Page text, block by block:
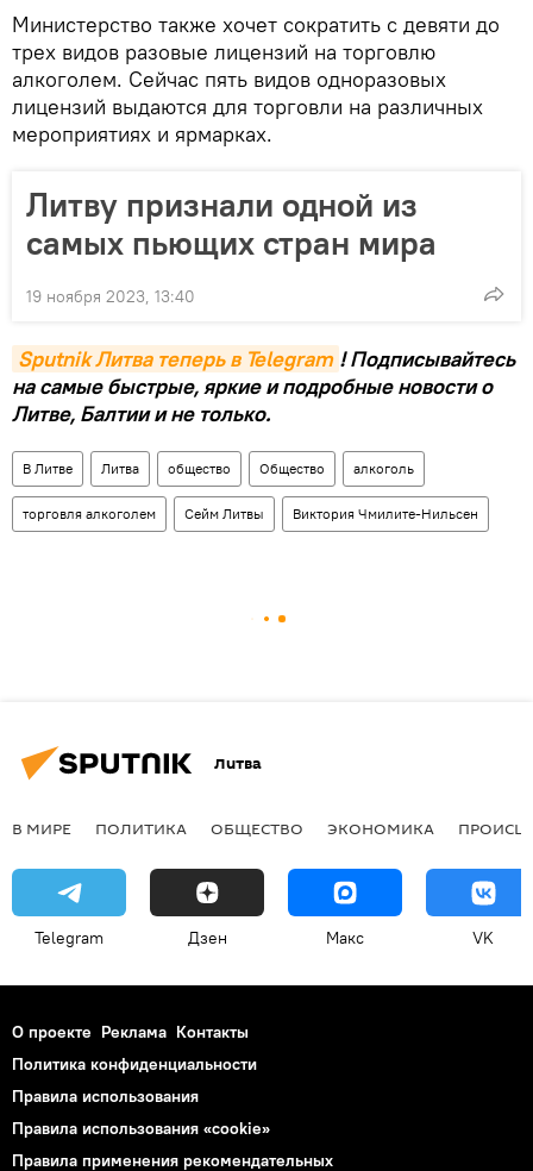
Министерство также хочет сократить с девяти до
трех видов разовые лицензий на торговлю
алкоголем. Сейчас пять видов одноразовых
лицензий выдаются для торговли на различных
мероприятиях и ярмарках.
Литву признали одной из
самых пьющих стран мира
19 ноября 2023, 13:40
Sputnik Литва теперь в Telegram ! Подписывайтесь
на самые быстрые, яркие и подробные новости о
Литве, Балтии и не только.
В Литве Литва общество Общество алкоголь
торговля алкоголем Сейм Литвы Виктория Чмилите-Нильсен
Литва
В МИРЕ ПОЛИТИКА ОБЩЕСТВО ЭКОНОМИКА
Telegram Дзен Макс VK
О проекте Реклама Контакты
Политика конфиденциальности
Правила использования
Правила использования «cookie»
Правила применения рекомендательных